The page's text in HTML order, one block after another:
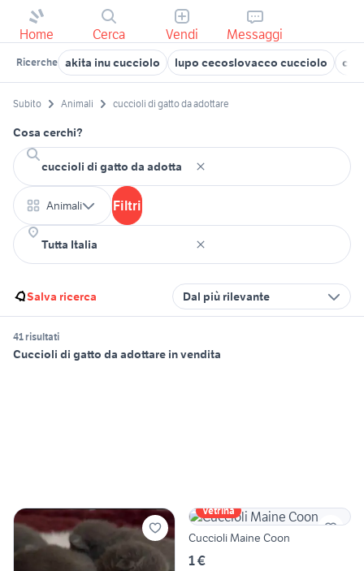
Home Cerca Vendi Messaggi
Ricerche akita inu cucciolo lupo cecoslovacco cucciolo
Subito Animali cuccioli di gatto da adottare
Cosa cerchi?
Animali Filtri
Salva ricerca Dal più rilevante
41 risultati
Cuccioli di gatto da adottare in vendita
Vetrina
Cuccioli Maine Coon
1 €